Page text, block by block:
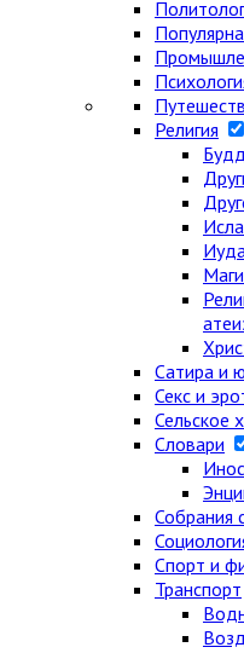
Религия
Сатира и
Секс и
Сельское
Словари
Собрания
Спорт и
Транспорт